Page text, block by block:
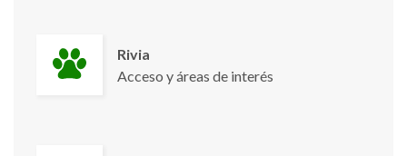
Rivia
Acceso y áreas de interés